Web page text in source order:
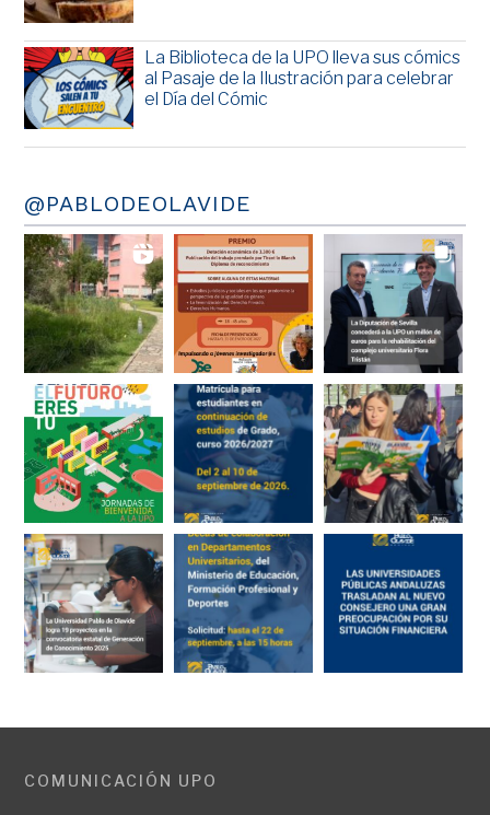
La Biblioteca de la UPO lleva sus cómics
al Pasaje de la Ilustración para celebrar
el Día del Cómic
@PABLODEOLAVIDE
COMUNICACIÓN UPO